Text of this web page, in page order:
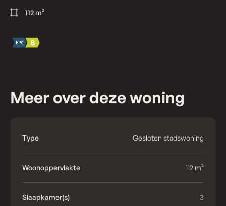
112 m²
Meer over deze woning
Type Gesloten stadswoning
Woonoppervlakte 112 m²
Slaapkamer(s) 3